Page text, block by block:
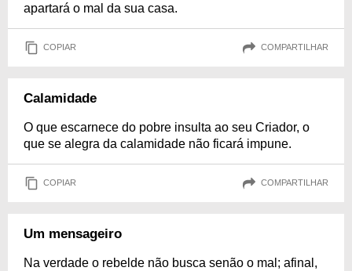
apartará o mal da sua casa.
COPIAR COMPARTILHAR
Calamidade
O que escarnece do pobre insulta ao seu Criador, o
que se alegra da calamidade não ficará impune.
COPIAR COMPARTILHAR
Um mensageiro
Na verdade o rebelde não busca senão o mal; afinal,